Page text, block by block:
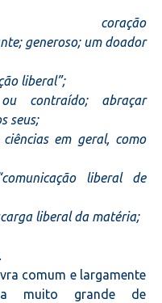
generoso; um doador
liberal”;
contraído; abraçar
seus;
em geral, como
liberal de
liberal da matéria;
comum e largamente
muito grande de